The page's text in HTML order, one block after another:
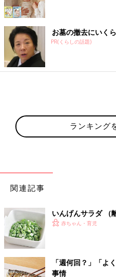
ごろ
1歳～1歳6ヶ
どビタミン類
方・レシ
整えるビタミ
のヨーグルト
1歳～1歳6ヶ
などタンパク
ビーフシチ
お墓の撤去にいく
PR(くらしの話題)
ランキング
関連記事
いんげんサラダ （
赤ちゃん・育児
「週何回？」「よ
事情